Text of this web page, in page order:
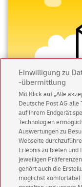
Abonnieren
Immer
Aktionen -
für
Einwilligung zu
-übermittlung
Mit Klick auf „Alle
Deutsche Post AG
auf Ihrem Endgerät
Technologien
Auswertungen zu
Webseite
Erlebnis zu bieten und
jeweiligen
gehört auch die
möglichst komfortabel